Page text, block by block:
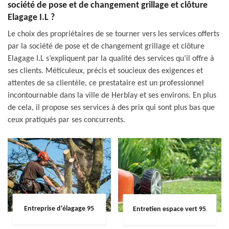
société de pose et de changement grillage et clôture
Elagage I.L ?
Le choix des propriétaires de se tourner vers les services offerts
par la société de pose et de changement grillage et clôture
Elagage I.L s’expliquent par la qualité des services qu’il offre à
ses clients. Méticuleux, précis et soucieux des exigences et
attentes de sa clientèle, ce prestataire est un professionnel
incontournable dans la ville de Herblay et ses environs. En plus
de cela, il propose ses services à des prix qui sont plus bas que
ceux pratiqués par ses concurrents.
Entreprise d'élagage 95 Entretien espace vert 95